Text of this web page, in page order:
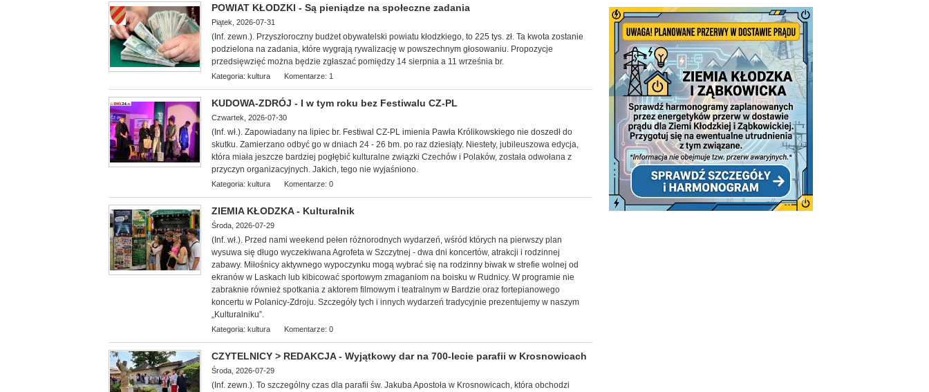
POWIAT KŁODZKI - Są pieniądze na społeczne zadania
Piątek, 2026-07-31
(Inf. zewn.). Przyszłoroczny budżet obywatelski powiatu kłodzkiego, to 225 tys. zł. Ta kwota zostanie
podzielona na zadania, które wygrają rywalizację w powszechnym głosowaniu. Propozycje
przedsięwzięć można będzie zgłaszać pomiędzy 14 sierpnia a 11 września br.
Kategoria: kultura Komentarze: 1
KUDOWA-ZDRÓJ - I w tym roku bez Festiwalu CZ-PL
Czwartek, 2026-07-30
(Inf. wł.). Zapowiadany na lipiec br. Festiwal CZ-PL imienia Pawła Królikowskiego nie doszedł do
skutku. Zamierzano odbyć go w dniach 24 - 26 bm. po raz dziesiąty. Niestety, jubileuszowa edycja,
która miała jeszcze bardziej pogłębić kulturalne związki Czechów i Polaków, została odwołana z
przyczyn organizacyjnych. Jakich, tego nie wyjaśniono.
Kategoria: kultura Komentarze: 0
ZIEMIA KŁODZKA - Kulturalnik
Środa, 2026-07-29
(Inf. wł.). Przed nami weekend pełen różnorodnych wydarzeń, wśród których na pierwszy plan
wysuwa się długo wyczekiwana Agrofeta w Szczytnej - dwa dni koncertów, atrakcji i rodzinnej
zabawy. Miłośnicy aktywnego wypoczynku mogą wybrać się na rodzinny biwak w strefie wolnej od
ekranów w Laskach lub kibicować sportowym zmaganiom na boisku w Rudnicy. W programie nie
zabraknie również spotkania z aktorem filmowym i teatralnym w Bardzie oraz fortepianowego
koncertu w Polanicy-Zdroju. Szczegóły tych i innych wydarzeń tradycyjnie prezentujemy w naszym
„Kulturalniku”.
Kategoria: kultura Komentarze: 0
CZYTELNICY > REDAKCJA - Wyjątkowy dar na 700-lecie parafii w Krosnowicach
Środa, 2026-07-29
(Inf. zewn.). To szczególny czas dla parafii św. Jakuba Apostoła w Krosnowicach, która obchodzi